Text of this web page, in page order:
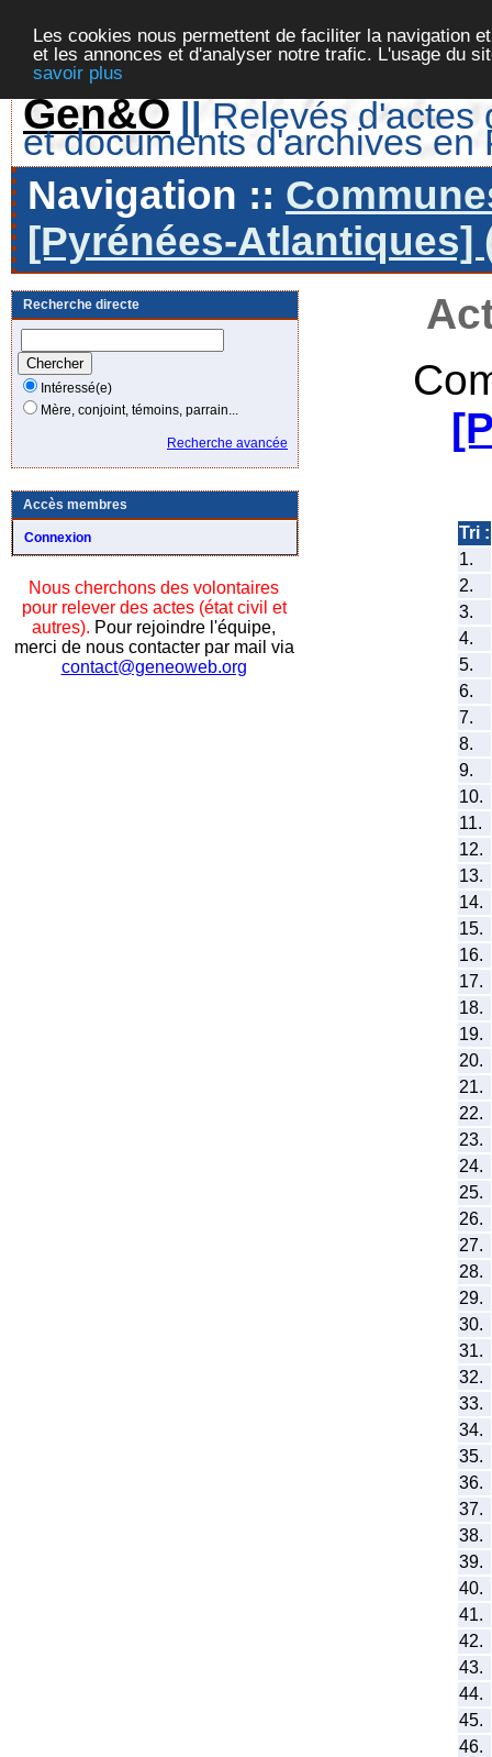
Les cookies nous permettent de faciliter la navigation
et les annonces et d'analyser notre trafic. L'usage du
savoir plus
Gen&O || Relevés d'actes
et documents d'archives en
Navigation ::
[Pyrénées-Atlantiques]
Recherche directe
Intéressé(e)
Mère, conjoint, témoins, parrain...
Recherche avancée
Accès membres
Connexion
Nous cherchons des volontaires
pour relever des actes (état civil et
autres). Pour rejoindre l'équipe,
merci de nous contacter par mail via
contact@geneoweb.org
Tri :
1.
2.
3.
4.
5.
6.
7.
8.
9.
10.
11.
12.
13.
14.
15.
16.
17.
18.
19.
20.
21.
22.
23.
24.
25.
26.
27.
28.
29.
30.
31.
32.
33.
34.
35.
36.
37.
38.
39.
40.
41.
42.
43.
44.
45.
46.